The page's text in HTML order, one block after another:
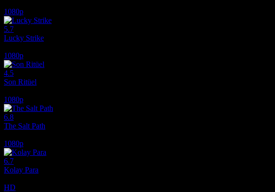
1080p
5.7
Lucky Strike
1080p
4.5
Son Ritüel
1080p
6.8
The Salt Path
1080p
6.7
Kolay Para
HD